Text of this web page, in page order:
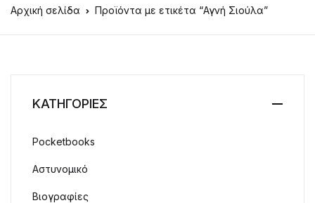
Αρχική σελίδα Προϊόντα με ετικέτα “Αγνή Σιούλα”
ΚΑΤΗΓΟΡΙΕΣ
Pocketbooks
Αστυνομικό
Βιογραφίες